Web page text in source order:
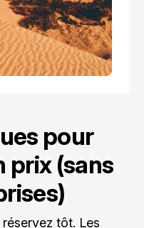
pour
prix (sans
réservez tôt. Les